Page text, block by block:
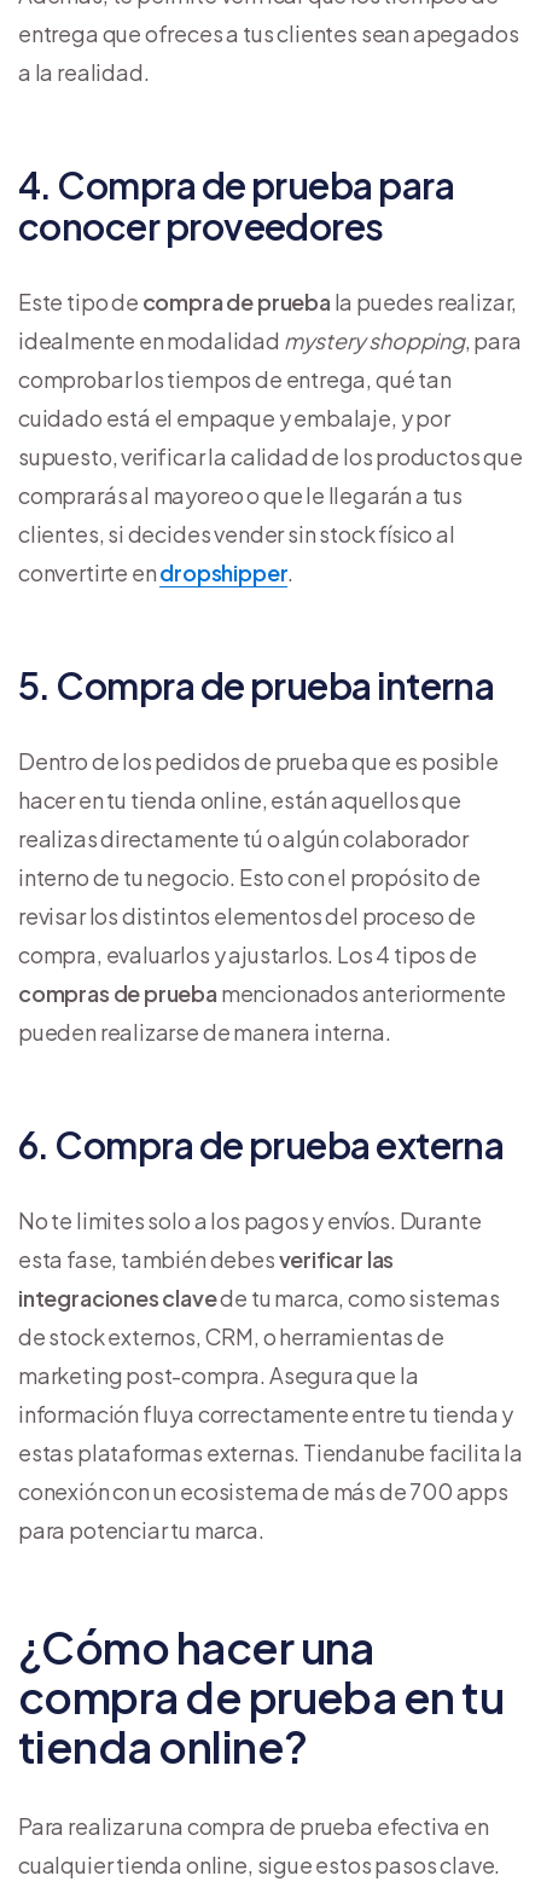
entrega que ofreces a tus clientes sean apegados
a la realidad.
4. Compra de prueba para
conocer proveedores
Este tipo de compra de prueba la puedes realizar,
idealmente en modalidad mystery shopping, para
comprobar los tiempos de entrega, qué tan
cuidado está el empaque y embalaje, y por
supuesto, verificar la calidad de los productos que
comprarás al mayoreo o que le llegarán a tus
clientes, si decides vender sin stock físico al
convertirte endropshipper.
5. Compra de prueba interna
Dentro de los pedidos de prueba que es posible
hacer en tu tienda online, están aquellos que
realizas directamente tú o algún colaborador
interno de tu negocio. Esto con el propósito de
revisar los distintos elementos del proceso de
compra, evaluarlos y ajustarlos. Los 4 tipos de
compras de prueba mencionados anteriormente
pueden realizarse de manera interna.
6. Compra de prueba externa
No te limites solo a los pagos y envíos. Durante
esta fase, también debesverificar las
integraciones clavede tu marca, como sistemas
de stock externos, CRM, o herramientas de
marketing post-compra. Asegura que la
información fluya correctamente entre tu tienda y
estas plataformas externas. Tiendanube facilita la
conexión con un ecosistema de más de 700 apps
para potenciar tu marca.
¿Cómo hacer una
compra de prueba en tu
tienda online?
Para realizar una compra de prueba efectiva en
cualquier tienda online, sigue estos pasos clave.